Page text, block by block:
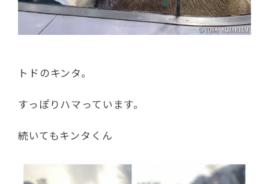
トドのキンタ。
すっぽりハマっています。
続いてもキンタくん